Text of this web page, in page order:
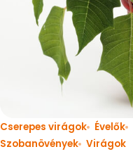
Cserepes virágok Évelők
Szobanövények Virágok